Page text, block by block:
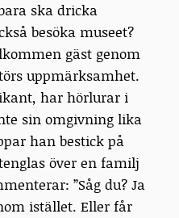
ska dricka
besöka museet?
gäst genom
uppmärksamhet.
har hörlurar i
sin omgivning lika
han bestick på
över en familj
”Såg du? Ja
istället. Eller får